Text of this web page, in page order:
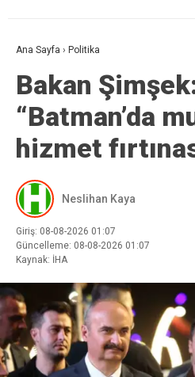
Ana Sayfa › Politika
Bakan
“Batman’da
hizmet
Neslihan Kaya
Giriş: 08-08-2026 01:07
Güncelleme: 08-08-2026 01:07
Kaynak: İHA